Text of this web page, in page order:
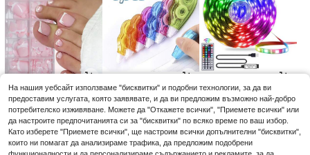
5.03€ 3.77€ 5.03€
На нашия уебсайт използваме "бисквитки" и подобни технологии, за да ви
предоставим услугата, която заявявате, и да ви предложим възможно най-добро
потребителско изживяване. Можете да "Откажете всички", "Приемете всички" или
да настроите предпочитанията си за "бисквитки" по всяко време по ваш избор.
Като изберете "Приемете всички", ще настроим всички допълнителни "бисквитки",
които ни помагат да анализираме трафика, да предложим подобрени